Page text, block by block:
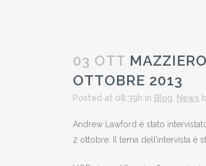
03 OTT
OTTOBRE 2013
Posted at 08:39h in Blog News
Andrew Lawford è stato
2 ottobre. Il tema dell’intervista è